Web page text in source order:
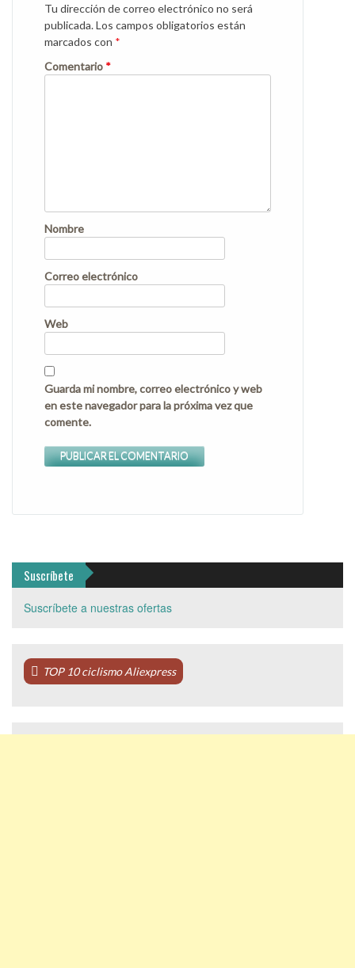
Tu dirección de correo electrónico no será
publicada.Los campos obligatorios están
marcados con *
Comentario *
Nombre
Correo electrónico
Web
Guarda mi nombre, correo electrónico y web
en este navegador para la próxima vez que
comente.
Suscríbete
Suscríbete a nuestras ofertas
TOP 10 ciclismo Aliexpress